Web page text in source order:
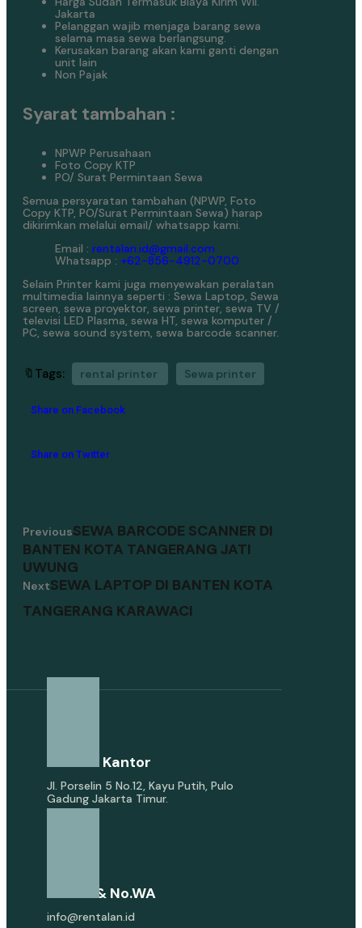
Jakarta
Pelanggan wajib menjaga barang sewa
selama masa sewa berlangsung.
Kerusakan barang akan kami ganti dengan
unit lain
Non Pajak
Syarat tambahan :
NPWP Perusahaan
Foto Copy KTP
PO/ Surat Permintaan Sewa
Semua persyaratan tambahan (NPWP, Foto
Copy KTP, PO/Surat Permintaan Sewa) harap
dikirimkan melalui email/ whatsapp kami.
Email : rentalan.id@gmail.com
Whatsapp : +62-856-4912-0700
Selain Printer kami juga menyewakan peralatan
multimedia lainnya seperti : Sewa Laptop, Sewa
screen, sewa proyektor, sewa printer, sewa TV /
televisi LED Plasma, sewa HT, sewa komputer /
PC, sewa sound system, sewa barcode scanner.
🔖Tags: rental printer Sewa printer
Share on Facebook
Share on Twitter
PreviousSEWA BARCODE SCANNER DI
BANTEN KOTA TANGERANG JATI
UWUNG
NextSEWA LAPTOP DI BANTEN KOTA
TANGERANG KARAWACI
Alamat Kantor
Jl. Porselin 5 No.12, Kayu Putih, Pulo
Gadung Jakarta Timur.
E-Mail & No.WA
info@rentalan.id